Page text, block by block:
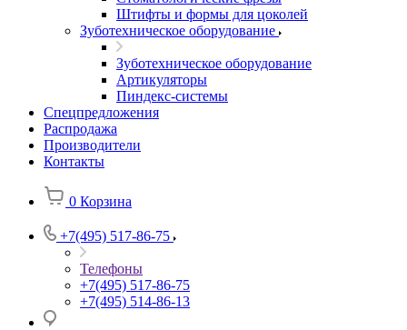
Штифты и формы для цоколей
Зуботехническое оборудование
Зуботехническое оборудование
Артикуляторы
Пиндекс-системы
Спецпредложения
Распродажа
Производители
Контакты
0 Корзина
+7(495) 517-86-75
Телефоны
+7(495) 517-86-75
+7(495) 514-86-13